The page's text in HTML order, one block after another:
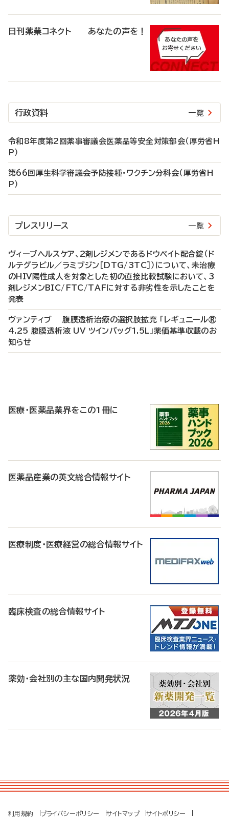
日刊薬業コネクト あなたの声を！
行政資料 一覧
令和8年度第2回薬事審議会医薬品等安全対策部会（厚労省H
P）
第66回厚生科学審議会予防接種・ワクチン分科会（厚労省H
P）
プレスリリース 一覧
ヴィーブヘルスケア、2剤レジメンであるドウベイト配合錠（ド
ルテグラビル／ラミブジン［DTG/3TC］）について、未治療
のHIV陽性成人を対象とした初の直接比較試験において、3
剤レジメンBIC/FTC/TAFに対する非劣性を示したことを
発表
ヴァンティブ 腹膜透析治療の選択肢拡充 「レギュニール®
4.25 腹膜透析液 UV ツインバッグ1.5L」薬価基準収載のお
知らせ
医療・医薬品業界をこの1冊に
医薬品産業の英文総合情報サイト
医療制度・医療経営の総合情報サイト
臨床検査の総合情報サイト
薬効・会社別の主な国内開発状況
利用規約 プライバシーポリシー サイトマップ サイトポリシー